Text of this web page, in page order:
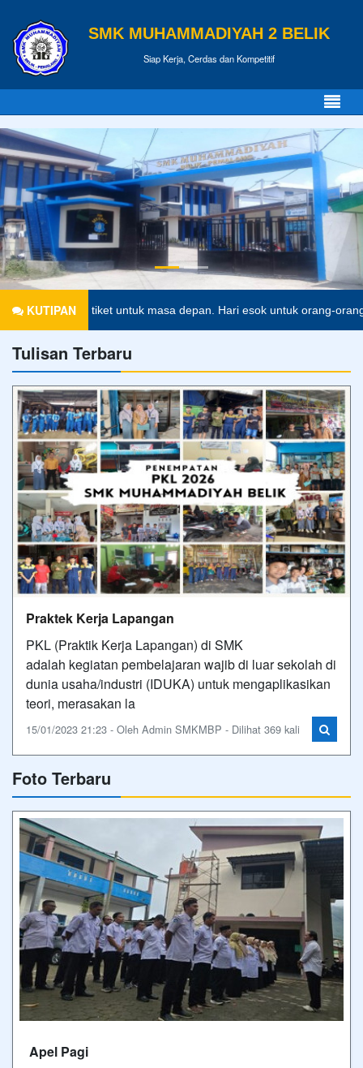
SMK MUHAMMADIYAH 2 BELIK
Siap Kerja, Cerdas dan Kompetitif
KUTIPAN
tiket untuk masa depan. Hari esok untuk orang-orang yang
Tulisan Terbaru
Praktek Kerja Lapangan
PKL (Praktik Kerja Lapangan) di SMK
adalah kegiatan pembelajaran wajib di luar sekolah di
dunia usaha/industri (IDUKA) untuk mengaplikasikan
teori, merasakan la
15/01/2023 21:23 - Oleh Admin SMKMBP - Dilihat 369 kali
Foto Terbaru
Apel Pagi